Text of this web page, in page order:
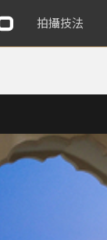
拍攝技法